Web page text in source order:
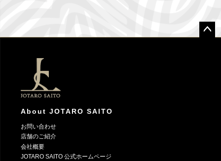
About JOTARO SAITO
お問い合わせ
店舗のご紹介
会社概要
JOTARO SAITO 公式ホームページ